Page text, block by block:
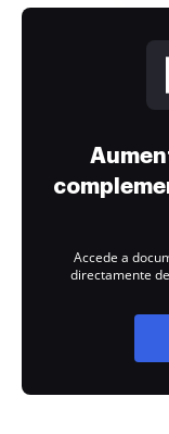
Accede a
directamente